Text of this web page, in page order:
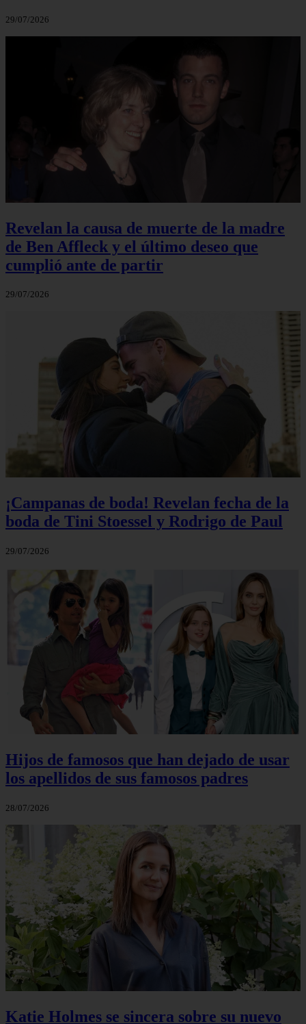
29/07/2026
Revelan la causa de muerte de la madre
de Ben Affleck y el último deseo que
cumplió ante de partir
29/07/2026
¡Campanas de boda! Revelan fecha de la
boda de Tini Stoessel y Rodrigo de Paul
29/07/2026
Hijos de famosos que han dejado de usar
los apellidos de sus famosos padres
28/07/2026
Katie Holmes se sincera sobre su nuevo